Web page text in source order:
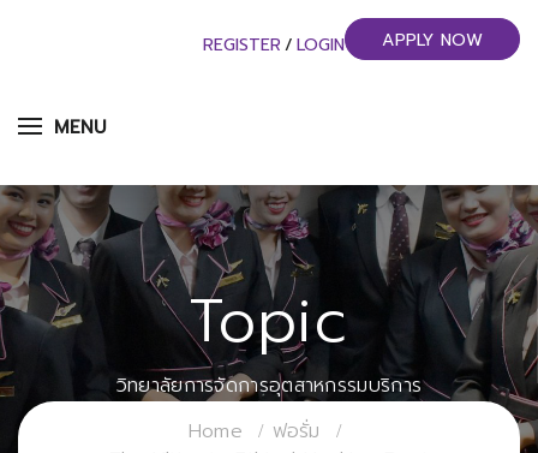
MENU
REGISTER / LOGIN APPLY NOW
Topic
วิทยาลัยการจัดการอุตสาหกรรมบริการ
มหาวิทยาลัยราชภัฏสวนสุนันทา
Home
ฟอรั่ม